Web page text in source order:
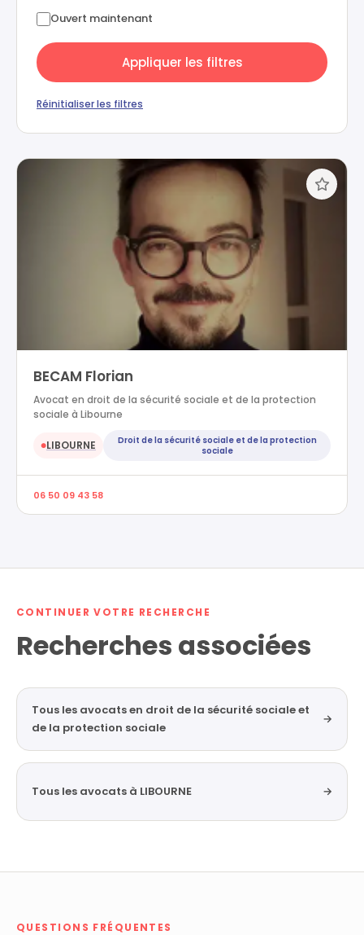
Ouvert maintenant
Appliquer les filtres
Réinitialiser les filtres
BECAM Florian
Avocat en droit de la sécurité sociale et de la protection
sociale à Libourne
●LIBOURNE
Droit de la sécurité sociale et de la protection
sociale
06 50 09 43 58
CONTINUER VOTRE RECHERCHE
Recherches associées
Tous les avocats en droit de la sécurité sociale et
de la protection sociale
→
Tous les avocats à LIBOURNE →
QUESTIONS FRÉQUENTES